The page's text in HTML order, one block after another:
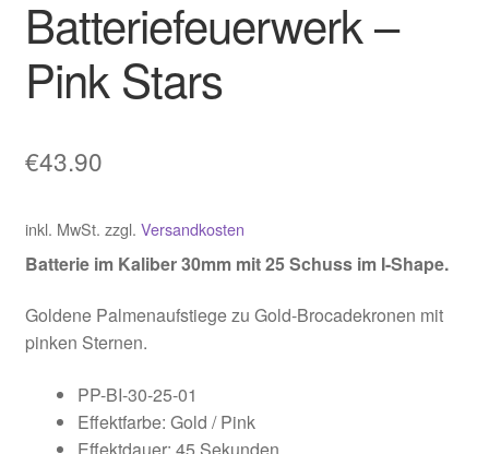
Batteriefeuerwerk –
Pink Stars
€43.90
inkl. MwSt. zzgl. Versandkosten
Batterie im Kaliber 30mm mit 25 Schuss im I-Shape.
Goldene Palmenaufstiege zu Gold-Brocadekronen mit
pinken Sternen.
PP-BI-30-25-01
Effektfarbe: Gold / Pink
Effektdauer: 45 Sekunden